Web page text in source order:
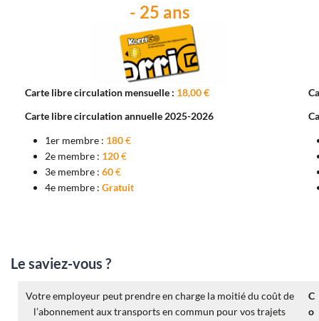
- 25 ans
Carte libre circulation mensuelle : 18,00 €
Carte libre circulation annuelle 2025-2026
1er membre : 180€
2e membre : 120€
3e membre : 60€
4e membre : Gratuit
Le saviez-vous ?
Votre employeur peut prendre en charge la moitié du coût de
l’abonnement aux transports en commun pour vos trajets
C
o